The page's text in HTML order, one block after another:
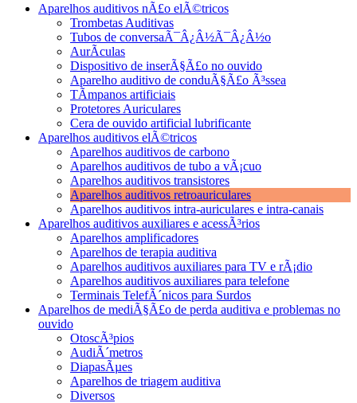
Aparelhos auditivos nÃ£o elÃ©tricos
Trombetas Auditivas
Tubos de conversaÃ¯Â¿Â½Ã¯Â¿Â½o
AurÃ­culas
Dispositivo de inserÃ§Ã£o no ouvido
Aparelho auditivo de conduÃ§Ã£o Ã³ssea
TÃ­mpanos artificiais
Protetores Auriculares
Cera de ouvido artificial lubrificante
Aparelhos auditivos elÃ©tricos
Aparelhos auditivos de carbono
Aparelhos auditivos de tubo a vÃ¡cuo
Aparelhos auditivos transistores
Aparelhos auditivos retroauriculares
Aparelhos auditivos intra-auriculares e intra-canais
Aparelhos auditivos auxiliares e acessÃ³rios
Aparelhos amplificadores
Aparelhos de terapia auditiva
Aparelhos auditivos auxiliares para TV e rÃ¡dio
Aparelhos auditivos auxiliares para telefone
Terminais TelefÃ´nicos para Surdos
Aparelhos de mediÃ§Ã£o de perda auditiva e problemas no
ouvido
OtoscÃ³pios
AudiÃ´metros
DiapasÃµes
Aparelhos de triagem auditiva
Diversos